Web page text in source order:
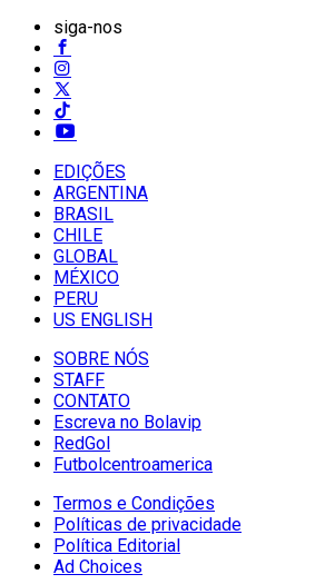
siga-nos
EDIÇÕES
ARGENTINA
BRASIL
CHILE
GLOBAL
MÉXICO
PERU
US ENGLISH
SOBRE NÓS
STAFF
CONTATO
Escreva no Bolavip
RedGol
Futbolcentroamerica
Termos e Condições
Políticas de privacidade
Política Editorial
Ad Choices